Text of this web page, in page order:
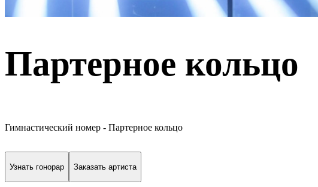
Партерное кольцо
Гимнастический номер - Партерное кольцо
Узнать гонорар Заказать артиста